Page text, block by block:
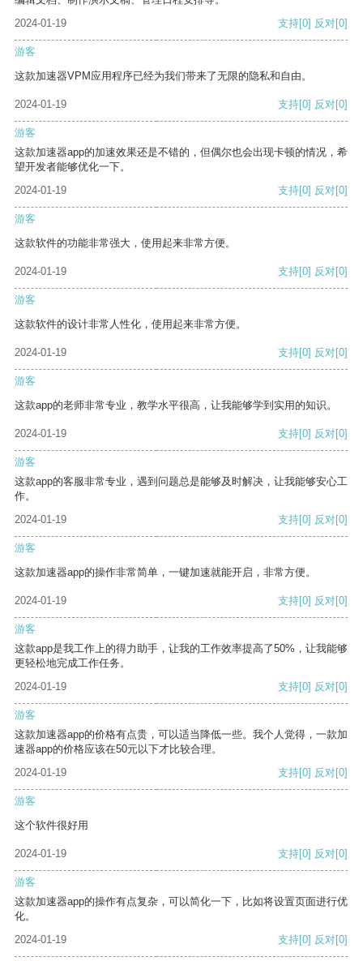
2024-01-19
支持[0] 反对[0]
游客
这款加速器VPM应用程序已经为我们带来了无限的隐私和自由。
2024-01-19 支持[0] 反对[0]
游客
这款加速器app的加速效果还是不错的，但偶尔也会出现卡顿的情况，希
望开发者能够优化一下。
2024-01-19
支持[0] 反对[0]
游客
这款软件的功能非常强大，使用起来非常方便。
2024-01-19 支持[0] 反对[0]
游客
这款软件的设计非常人性化，使用起来非常方便。
2024-01-19 支持[0] 反对[0]
游客
这款app的老师非常专业，教学水平很高，让我能够学到实用的知识。
2024-01-19 支持[0] 反对[0]
游客
这款app的客服非常专业，遇到问题总是能够及时解决，让我能够安心工
作。
2024-01-19
支持[0] 反对[0]
游客
这款加速器app的操作非常简单，一键加速就能开启，非常方便。
2024-01-19 支持[0] 反对[0]
游客
这款app是我工作上的得力助手，让我的工作效率提高了50%，让我能够
更轻松地完成工作任务。
2024-01-19
支持[0] 反对[0]
游客
这款加速器app的价格有点贵，可以适当降低一些。我个人觉得，一款加
速器app的价格应该在50元以下才比较合理。
2024-01-19
支持[0] 反对[0]
游客
这个软件很好用
2024-01-19 支持[0] 反对[0]
游客
这款加速器app的操作有点复杂，可以简化一下，比如将设置页面进行优
化。
2024-01-19
支持[0] 反对[0]